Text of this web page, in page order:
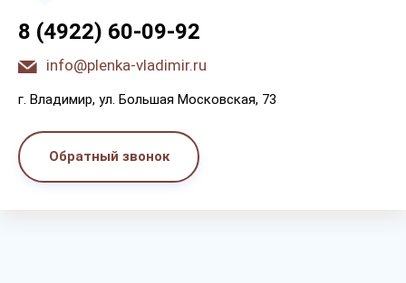
8 (4922) 60-09-92
info@plenka-vladimir.ru
г. Bлaдимиp, yл. Бoльшaя Мocкoвcкaя, 73
Обратный звонок